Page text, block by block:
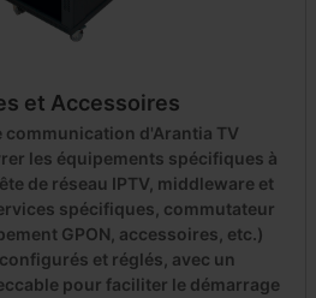
et Accessoires
communication d'Arantia TV
les équipements spécifiques à
de réseau IPTV, middleware et
spécifiques, commutateur
GPON, accessoires, etc.)
et réglés, avec un
pour faciliter le démarrage